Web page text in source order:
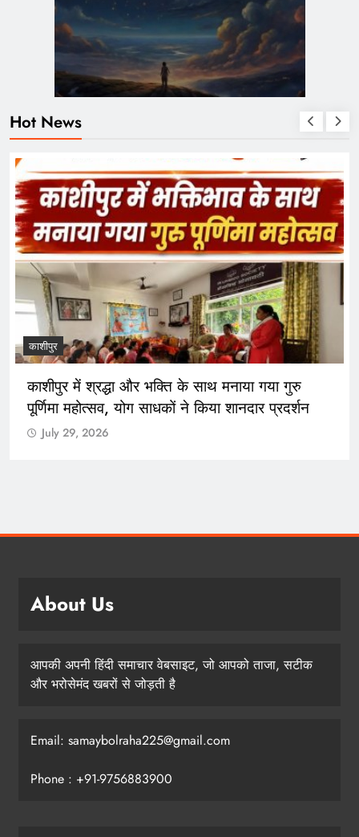
Hot News
काशीपुर
काशीपुर में श्रद्धा और भक्ति के साथ मनाया गया गुरु
पूर्णिमा महोत्सव, योग साधकों ने किया शानदार प्रदर्शन
July 29, 2026
About Us
आपकी अपनी हिंदी समाचार वेबसाइट, जो आपको ताजा, सटीक
और भरोसेमंद खबरों से जोड़ती है
Email: samaybolraha225@gmail.com
Phone : +91-9756883900